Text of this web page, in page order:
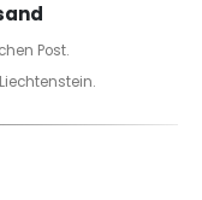
Post.